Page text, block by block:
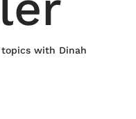
with Dinah